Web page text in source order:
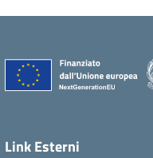
Link Esterni